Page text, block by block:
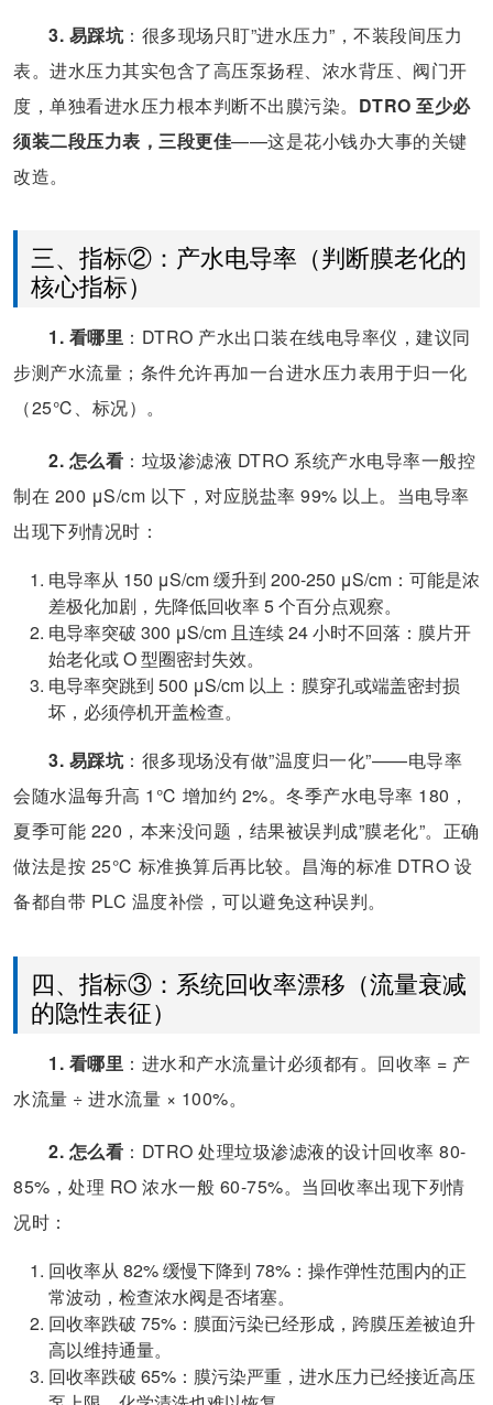
3. 易踩坑：很多现场只盯”进水压力”，不装段间压力
表。进水压力其实包含了高压泵扬程、浓水背压、阀门开
度，单独看进水压力根本判断不出膜污染。 DTRO 至少必
须装二段压力表，三段更佳——这是花小钱办大事的关键
改造。
三、指标②：产水电导率（判断膜老化的
核心指标）
1. 看哪里 ：DTRO 产水出口装在线电导率仪，建议同
步测产水流量；条件允许再加一台进水压力表用于归一化
（25℃、标况）。
2. 怎么看 ：垃圾渗滤液 DTRO 系统产水电导率一般控
制在 200 μS/cm 以下，对应脱盐率 99% 以上。当电导率
出现下列情况时：
电导率从 150 μS/cm 缓升到 200-250 μS/cm：可能是浓
差极化加剧，先降低回收率 5 个百分点观察。
电导率突破 300 μS/cm 且连续 24 小时不回落：膜片开
始老化或 O 型圈密封失效。
电导率突跳到 500 μS/cm 以上：膜穿孔或端盖密封损
坏，必须停机开盖检查。
3. 易踩坑：很多现场没有做”温度归一化”——电导率
会随水温每升高 1℃ 增加约 2%。冬季产水电导率 180，
夏季可能 220，本来没问题，结果被误判成”膜老化”。正确
做法是按 25℃ 标准换算后再比较。昌海的标准 DTRO 设
备都自带 PLC 温度补偿，可以避免这种误判。
四、指标③：系统回收率漂移（流量衰减
的隐性表征）
1. 看哪里 ：进水和产水流量计必须都有。回收率 = 产
水流量 ÷ 进水流量 × 100%。
2. 怎么看 ：DTRO 处理垃圾渗滤液的设计回收率 80-
85%，处理 RO 浓水一般 60-75%。当回收率出现下列情
况时：
回收率从 82% 缓慢下降到 78%：操作弹性范围内的正
常波动，检查浓水阀是否堵塞。
回收率跌破 75%：膜面污染已经形成，跨膜压差被迫升
高以维持通量。
回收率跌破 65%：膜污染严重，进水压力已经接近高压